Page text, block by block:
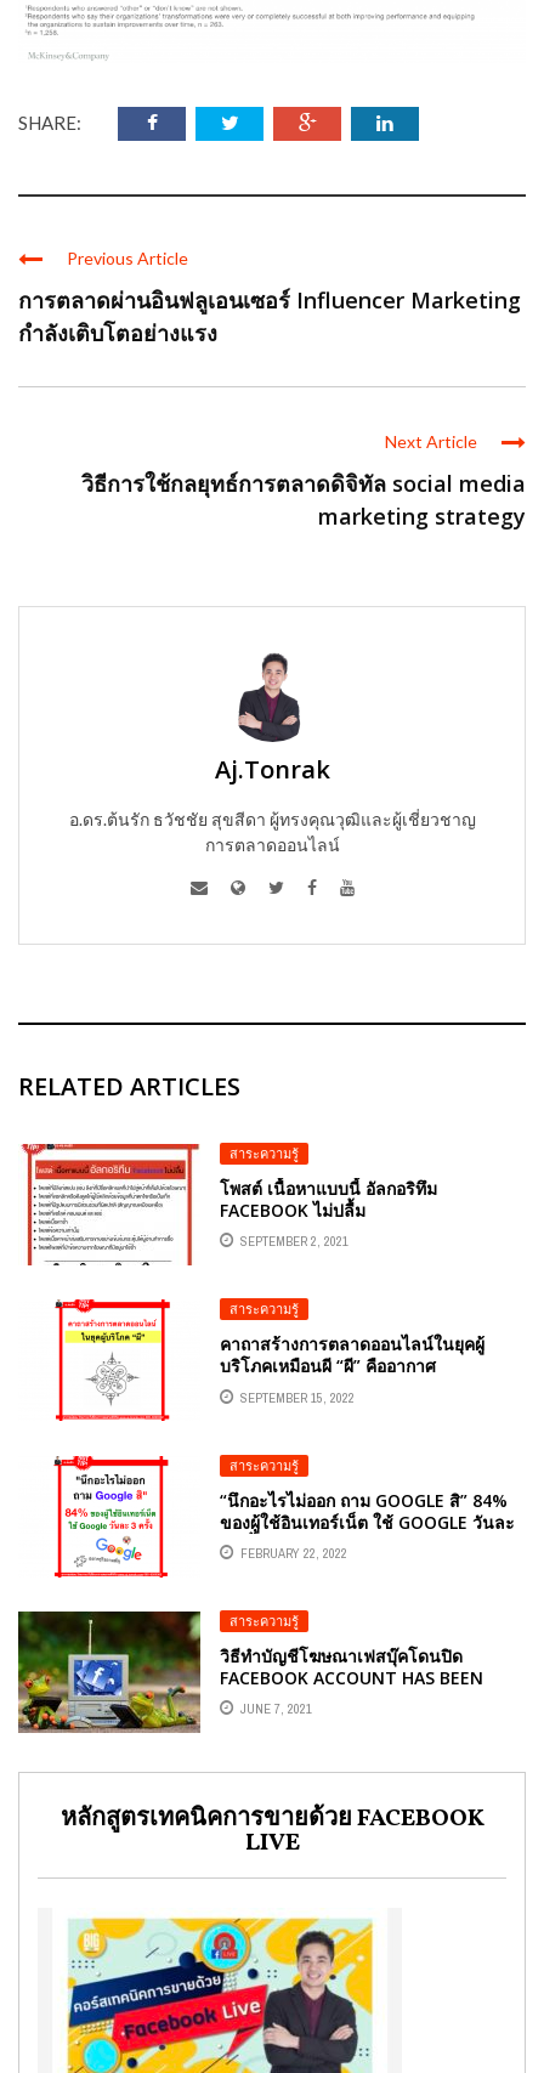
SHARE:
Previous Article
การตลาดผ่านอินฟลูเอนเซอร์ Influencer Marketing
กำลังเติบโตอย่างแรง
Next Article
วิธีการใช้กลยุทธ์การตลาดดิจิทัล social media
marketing strategy
Aj.Tonrak
อ.ดร.ต้นรัก ธวัชชัย สุขสีดา ผู้ทรงคุณวุฒิและผู้เชี่ยวชาญ
การตลาดออนไลน์
RELATED ARTICLES
สาระความรู้
โพสต์ เนื้อหาแบบนี้ อัลกอริทึม
FACEBOOK ไม่ปลื้ม
SEPTEMBER 2, 2021
สาระความรู้
คาถาสร้างการตลาดออนไลน์ในยุคผู้
บริโภคเหมือนผี “ผี” คืออากาศ
SEPTEMBER 15, 2022
สาระความรู้
“นึกอะไรไม่ออก ถาม GOOGLE สิ” 84%
ของผู้ใช้อินเทอร์เน็ต ใช้ GOOGLE วันละ
3 ครั้งFEBRUARY 22, 2022
สาระความรู้
วิธีทำบัญชีโฆษณาเฟสบุ๊คโดนปิด
FACEBOOK ACCOUNT HAS BEEN
PERMANENTLY DISABLED.
JUNE 7, 2021
หลักสูตรเทคนิคการขายด้วย FACEBOOK
LIVE